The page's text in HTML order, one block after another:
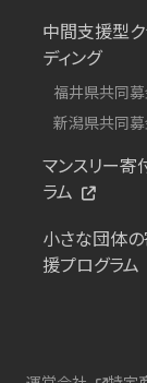
中間支援型ク
ディング
福井県共同
新潟県共同
マンスリー
ラム
小さな団体
援プログラム